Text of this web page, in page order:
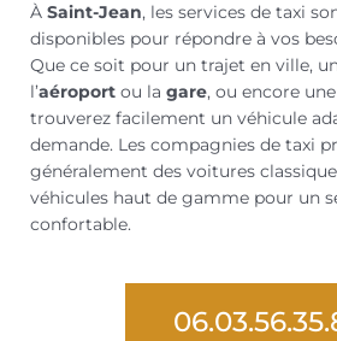
À Saint-Jean, les services de taxi
disponibles pour répondre à vos
Que ce soit pour un trajet en ville,
l’aéroport ou la gare, ou encore
trouverez facilement un véhicule
demande. Les compagnies de taxi
généralement des voitures
véhicules haut de gamme pour un
confortable.